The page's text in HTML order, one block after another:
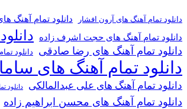
دانلود تمام آهنگ های آرون افشار دانلود تمام آهنگ
دانلود تمام آهنگ های حجت اشرف زاده
دانلود تمام آهنگ های رضا صادقی
دانلود
دانلود تمام آهنگ های
دانلود تمام آهنگ های علی عبدالمالکی دانلود
دانلود تمام آهنگ های محسن ابراهیم زاده